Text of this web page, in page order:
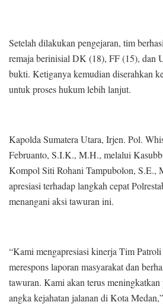
Setelah dilakukan pengejaran, tim
remaja berinisial DK (18), FF (15), dan
bukti. Ketiganya kemudian diserahkan
untuk proses hukum lebih lanjut.
Kapolda Sumatera Utara, Irjen. Pol.
Februanto, S.I.K., M.H., melalui
Kompol Siti Rohani Tampubolon, S.E.,
apresiasi terhadap langkah cepat
menangani aksi tawuran ini.
“Kami mengapresiasi kinerja Tim
merespons laporan masyarakat dan
tawuran. Kami akan terus
angka kejahatan jalanan di Kota